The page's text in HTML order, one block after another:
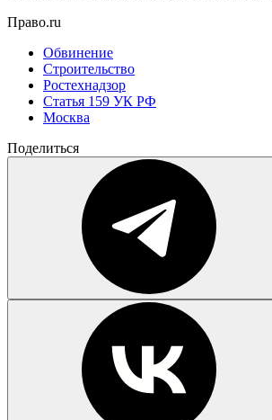
Право.ru
Обвинение
Строительство
Ростехнадзор
Статья 159 УК РФ
Москва
Поделиться